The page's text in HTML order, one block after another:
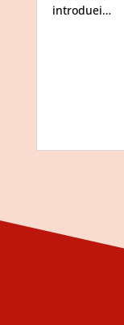
introduei…